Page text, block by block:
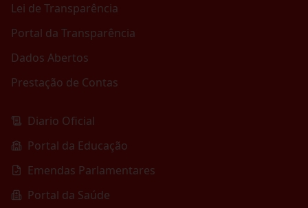
Lei de Transparência
Portal da Transparência
Dados Abertos
Prestação de Contas
Diario Oficial
Portal da Educação
Emendas Parlamentares
Portal da Saúde